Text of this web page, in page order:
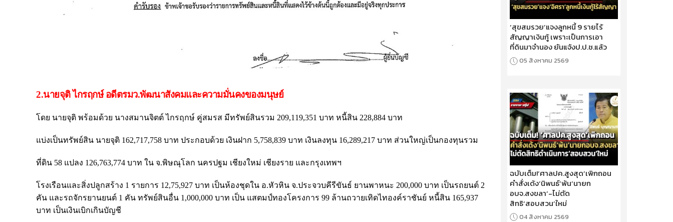
2.นายจุติ ไกรฤกษ์ อดีตรมว.พัฒนาสังคมและความมั่นคงของมนุษย์
โดย นายจุติ พร้อมด้วย นางสมานจิตต์ ไกรฤกษ์ คู่สมรส มีทรัพย์สินรวม 209,119,351 บาท หนี้สิน 228,884 บาท
แบ่งเป็นทรัพย์สิน นายจุติ 162,717,758 บาท ประกอบด้วย เงินฝาก 5,758,839 บาท เงินลงทุน 16,289,217 บาท ส่วนใหญ่เป็นกองทุนรวม
ที่ดิน 58 แปลง 126,763,774 บาท ใน จ.พิษณุโลก นครปฐม เชียงใหม่ เชียงราย และกรุงเทพฯ
โรงเรือนและสิ่งปลูกสร้าง 1 รายการ 12,75,927 บาท เป็นห้องชุดใน อ.หัวหิน จ.ประจวบคีรีขันธ์ ยานพาหนะ 200,000 บาท เป็นรถยนต์ 2
คัน และรถจักรยานยนต์ 1 คัน ทรัพย์สินอื่น 1,000,000 บาท เป็น แสตมป์ทองโครงการ 99 ล้านถวายเทิดไทองค์ราชันย์ หนี้สิน 165,937
บาท เป็นเงินเบิกเกินบัญชี
‘สุขสมรวย’แจงลูกหนี้ 9 รายไร้
สัญญาเงินกู้ เพราะเป็นการเอา
ที่ดินมาจำนอง ยันแจ้งป.ป.ช.แล้ว
05 สิงหาคม 2569
ฉบับเต็ม!‘ศาลปค.สูงสุด’เพิกถอน
คำสั่งเด้ง‘นิพนธ์’พ้น‘นายก
อบจ.สงขลา’-ไม่ตัด
สิทธิ‘สอบสวน’ใหม่
04 สิงหาคม 2569